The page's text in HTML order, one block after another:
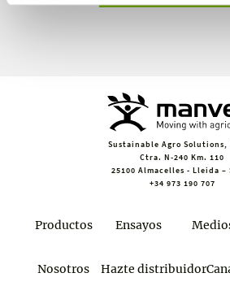
Sustainable Agro Solutions,
Ctra. N-240 Km. 110
25100 Almacelles - Lleida –
+34 973 190 707
Productos Ensayos
Nosotros Hazte distribuidor